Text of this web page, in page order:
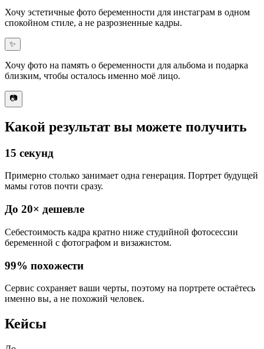
Хочу эстетичные фото беременности для инстаграм в одном
спокойном стиле, а не разрозненные кадры.
✨
Хочу фото на память о беременности для альбома и подарка
близким, чтобы осталось именно моё лицо.
📷
Какой результат вы можете получить
15 секунд
Примерно столько занимает одна генерация. Портрет будущей
мамы готов почти сразу.
До 20× дешевле
Себестоимость кадра кратно ниже студийной фотосессии
беременной с фотографом и визажистом.
99% похожести
Сервис сохраняет ваши черты, поэтому на портрете остаётесь
именно вы, а не похожий человек.
Кейсы